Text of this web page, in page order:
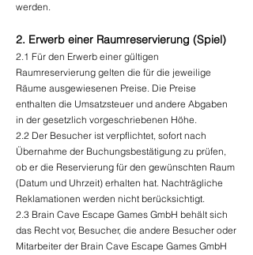
werden.
2. Erwerb einer Raumreservierung (Spiel)
2.1 Für den Erwerb einer gültigen
Raumreservierung gelten die für die jeweilige
Räume ausgewiesenen Preise. Die Preise
enthalten die Umsatzsteuer und andere Abgaben
in der gesetzlich vorgeschriebenen Höhe.
2.2 Der Besucher ist verpflichtet, sofort nach
Übernahme der Buchungsbestätigung zu prüfen,
ob er die Reservierung für den gewünschten Raum
(Datum und Uhrzeit) erhalten hat. Nachträgliche
Reklamationen werden nicht berücksichtigt.
2.3 Brain Cave Escape Games GmbH behält sich
das Recht vor, Besucher, die andere Besucher oder
Mitarbeiter der Brain Cave Escape Games GmbH